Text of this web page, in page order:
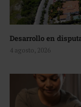
Desarrollo en
4 agosto, 2026